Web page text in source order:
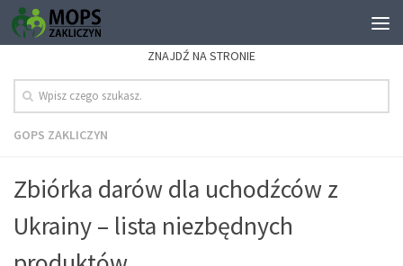
ZNAJDŹ NA STRONIE
GOPS ZAKLICZYN
Zbiórka darów dla uchodźców z
Ukrainy – lista niezbędnych